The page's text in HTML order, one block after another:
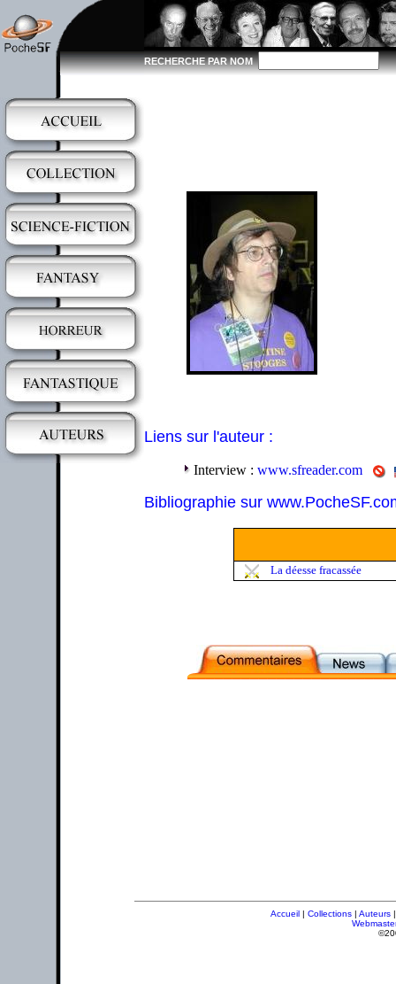
RECHERCHE PAR NOM
Liens sur l'auteur :
Interview : www.sfreader.com
Bibliographie sur
La déesse fracassée
Accueil | Collections | Auteurs